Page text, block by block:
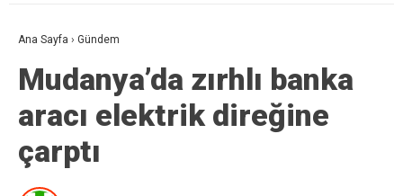
Ana Sayfa › Gündem
Mudanya’da zırhlı banka
aracı elektrik direğine
çarptı